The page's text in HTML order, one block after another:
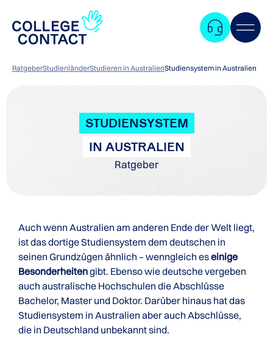
RatgeberStudienländerStudieren in AustralienStudiensystem in Australien
STUDIENSYSTEM
IN AUSTRALIEN
Ratgeber
Auch wenn Australien am anderen Ende der Welt liegt,
ist das dortige Studiensystem dem deutschen in
seinen Grundzügen ähnlich – wenngleich eseinige
Besonderheitengibt. Ebenso wie deutsche vergeben
auch australische Hochschulen die Abschlüsse
Bachelor, Master und Doktor. Darüber hinaus hat das
Studiensystem in Australien aber auch Abschlüsse,
die in Deutschland unbekannt sind.